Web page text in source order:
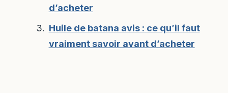
d’acheter
Huile de batana avis : ce qu’il faut
vraiment savoir avant d’acheter